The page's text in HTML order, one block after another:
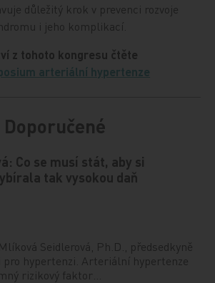
důležitý krok v prevenci rozvoje
i jeho komplikací.
z tohoto kongresu čtěte
arteriální hypertenze
Doporučené
Co se musí stát, aby si
tak vysokou daň
Seidlerová, Ph.D., předsedkyně
pro hypertenzi. Arteriální hypertenze
rizikový faktor…